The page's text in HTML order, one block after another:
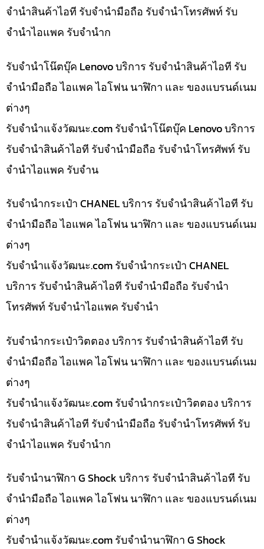
จำนำสินค้าไอที รับจำนำมือถือ รับจำนำโทรศัพท์ รับ
จำนำไอแพค รับจำนำก
รับจำนำโน๊ตบุ๊ค Lenovo บริการ รับจำนำสินค้าไอที รับ
จำนำมือถือ ไอแพค ไอโฟน นาฬิกา และ ของแบรนด์เนม
ต่างๆ
รับจํานําแจ้งวัฒนะ.com รับจำนำโน๊ตบุ๊ค Lenovo บริการ
รับจำนำสินค้าไอที รับจำนำมือถือ รับจำนำโทรศัพท์ รับ
จำนำไอแพค รับจำน
รับจำนำกระเป๋า CHANEL บริการ รับจำนำสินค้าไอที รับ
จำนำมือถือ ไอแพค ไอโฟน นาฬิกา และ ของแบรนด์เนม
ต่างๆ
รับจํานําแจ้งวัฒนะ.com รับจำนำกระเป๋า CHANEL
บริการ รับจำนำสินค้าไอที รับจำนำมือถือ รับจำนำ
โทรศัพท์ รับจำนำไอแพค รับจำนำ
รับจำนำกระเป๋าวิตตอง บริการ รับจำนำสินค้าไอที รับ
จำนำมือถือ ไอแพค ไอโฟน นาฬิกา และ ของแบรนด์เนม
ต่างๆ
รับจํานําแจ้งวัฒนะ.com รับจำนำกระเป๋าวิตตอง บริการ
รับจำนำสินค้าไอที รับจำนำมือถือ รับจำนำโทรศัพท์ รับ
จำนำไอแพค รับจำนำก
รับจำนำนาฬิกา G Shock บริการ รับจำนำสินค้าไอที รับ
จำนำมือถือ ไอแพค ไอโฟน นาฬิกา และ ของแบรนด์เนม
ต่างๆ
รับจํานําแจ้งวัฒนะ.com รับจำนำนาฬิกา G Shock